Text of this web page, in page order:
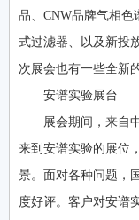
品、CNW品牌气相
式过滤器、以及新投
次展会也有一些全新
安谱实验展台
展会期间，来自
来到安谱实验的展位
景。面对各种问题，
度好评。客户对安谱